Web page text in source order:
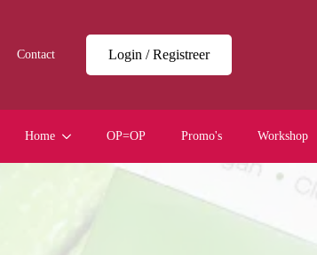
Contact Login / Registreer
Home OP=OP Promo's Workshop